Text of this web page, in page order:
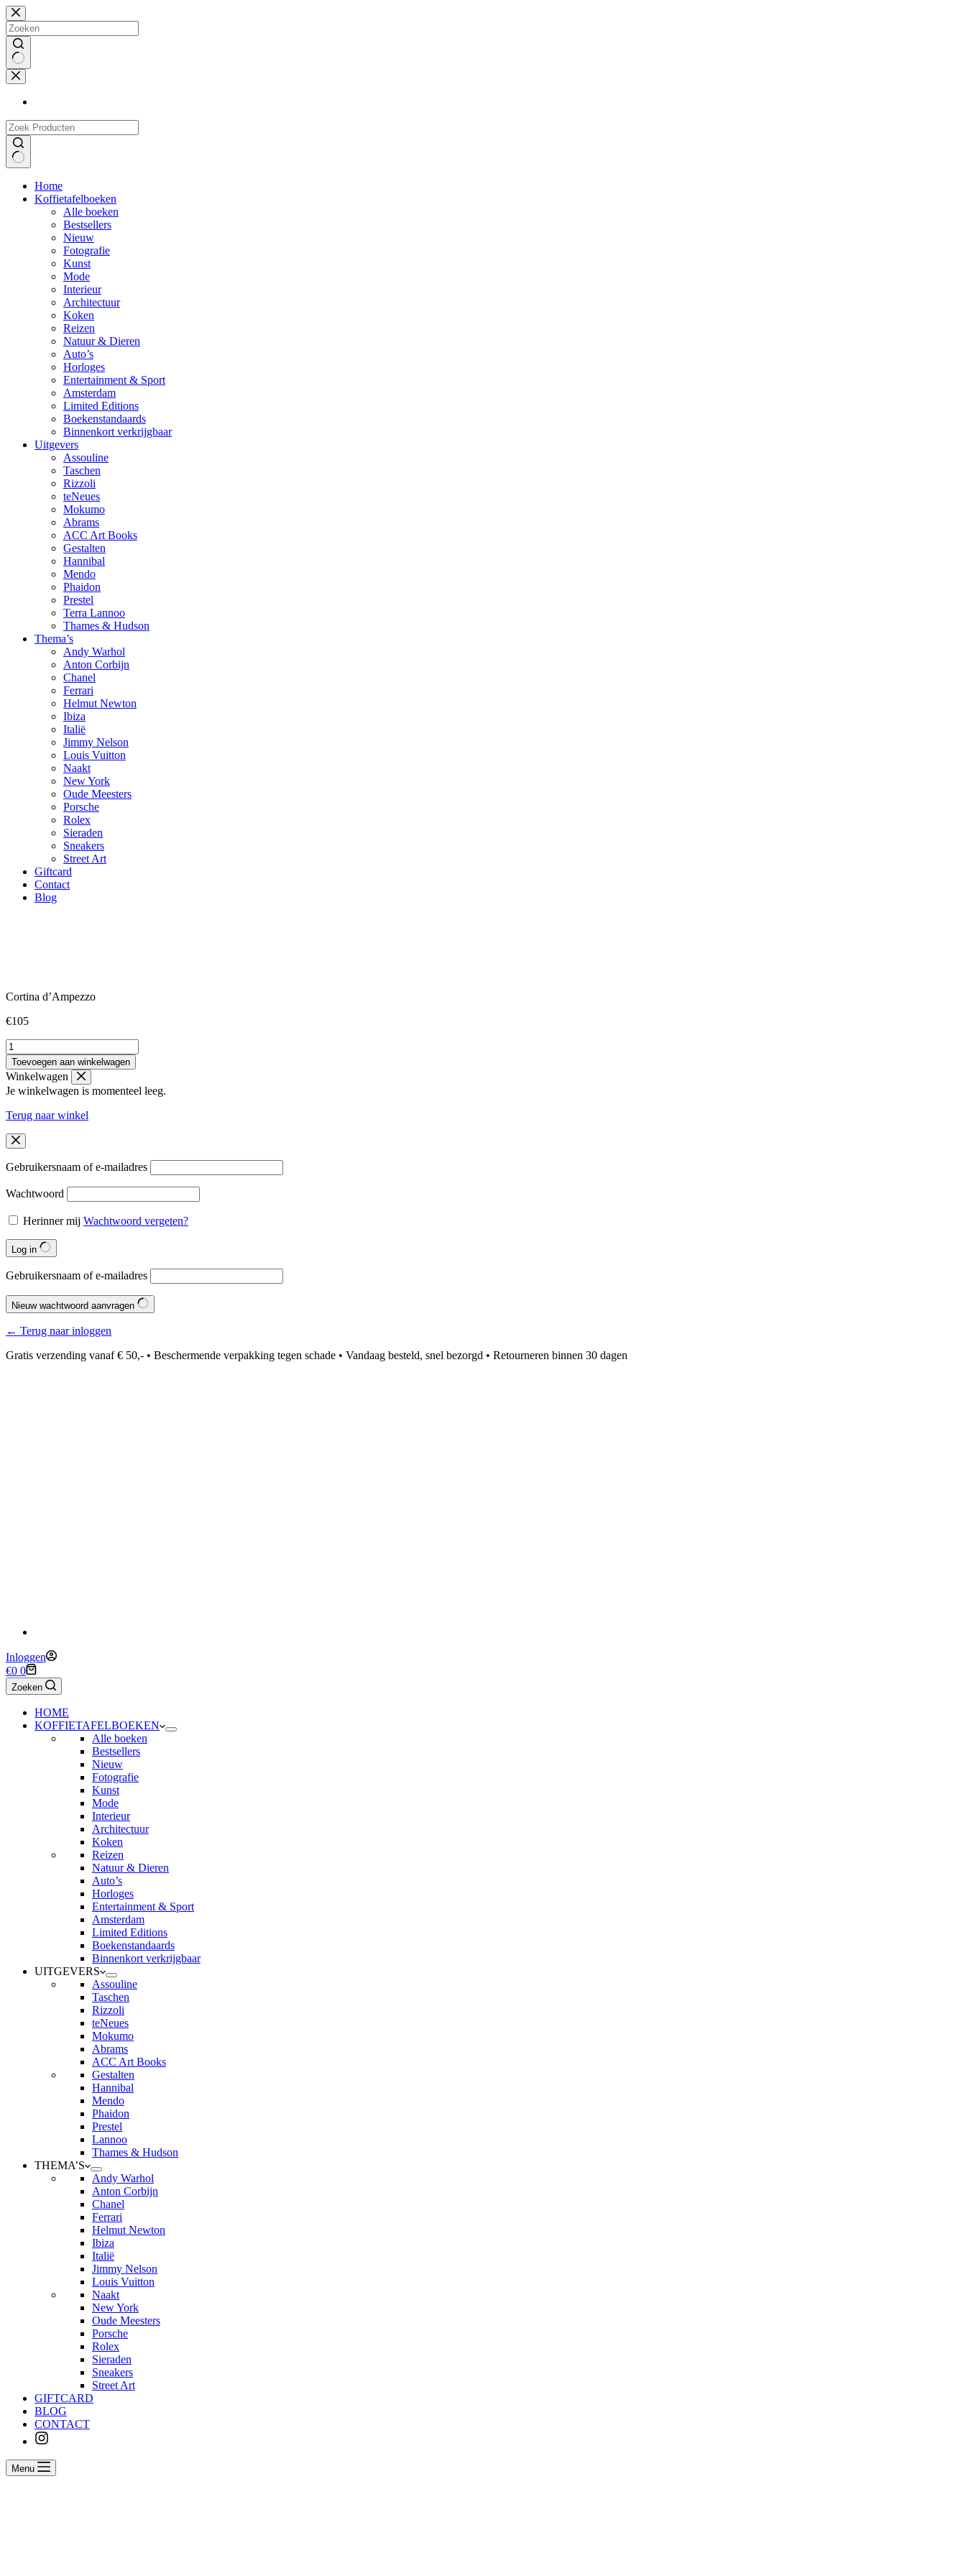
Doorgaan
naar
artikel
Geen
resultaten
resultatenHome
Koffietafelboeken
Alle boeken
Bestsellers
Nieuw
Fotografie
Kunst
Mode
Interieur
Architectuur
Koken
Reizen
Natuur & Dieren
Auto’s
Horloges
Entertainment & Sport
Amsterdam
Limited Editions
Boekenstandaards
Binnenkort verkrijgbaar
Uitgevers
Assouline
Taschen
Rizzoli
teNeues
Mokumo
Abrams
ACC Art Books
Gestalten
Hannibal
Mendo
Phaidon
Prestel
Terra Lannoo
Thames & Hudson
Thema’s
Andy Warhol
Anton Corbijn
Chanel
Ferrari
Helmut Newton
Ibiza
Italië
Jimmy Nelson
Louis Vuitton
Naakt
New York
Oude Meesters
Porsche
Rolex
Sieraden
Sneakers
Street Art
Giftcard
Contact
Blog
Cortina d’Ampezzo
€105
Cortina
d'Ampezzo
aantal
Toevoegen aan winkelwagen
Winkelwagen
Je winkelwagen is momenteel leeg.
Terug naar winkel
Gebruikersnaam of e-mailadres
Wachtwoord
Herinner mij Wachtwoord vergeten?
Log in
Gebruikersnaam of e-mailadres
Nieuw wachtwoord aanvragen
← Terug naar inloggen
Gratis verzending vanaf € 50,- • Beschermende verpakking tegen schade • Vandaag besteld, snel bezorgd • Retourneren binnen 30 dagen
Inloggen
Winkelwagen
€0 0
Zoeken
HOME
KOFFIETAFELBOEKEN
Alle boeken
Bestsellers
Nieuw
Fotografie
Kunst
Mode
Interieur
Architectuur
Koken
Reizen
Natuur & Dieren
Auto’s
Horloges
Entertainment & Sport
Amsterdam
Limited Editions
Boekenstandaards
Binnenkort verkrijgbaar
UITGEVERS
Assouline
Taschen
Rizzoli
teNeues
Mokumo
Abrams
ACC Art Books
Gestalten
Hannibal
Mendo
Phaidon
Prestel
Lannoo
Thames & Hudson
THEMA’S
Andy Warhol
Anton Corbijn
Chanel
Ferrari
Helmut Newton
Ibiza
Italië
Jimmy Nelson
Louis Vuitton
Naakt
New York
Oude Meesters
Porsche
Rolex
Sieraden
Sneakers
Street Art
GIFTCARD
BLOG
CONTACT
Menu